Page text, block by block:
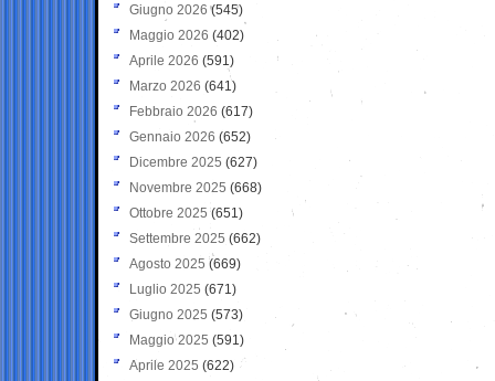
Giugno 2026 (545)
Maggio 2026 (402)
Aprile 2026 (591)
Marzo 2026 (641)
Febbraio 2026 (617)
Gennaio 2026 (652)
Dicembre 2025 (627)
Novembre 2025 (668)
Ottobre 2025 (651)
Settembre 2025 (662)
Agosto 2025 (669)
Luglio 2025 (671)
Giugno 2025 (573)
Maggio 2025 (591)
Aprile 2025 (622)